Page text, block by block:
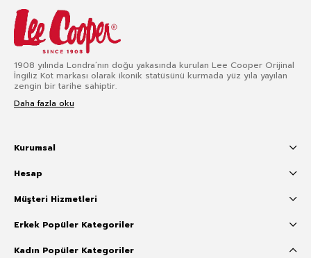
1908 yılında Londra’nın doğu yakasında kurulan Lee Cooper Orijinal
İngiliz Kot markası olarak ikonik statüsünü kurmada yüz yıla yayılan
zengin bir tarihe sahiptir.
Daha fazla oku
Kurumsal
Hesap
Müşteri Hizmetleri
Erkek Popüler Kategoriler
Kadın Popüler Kategoriler